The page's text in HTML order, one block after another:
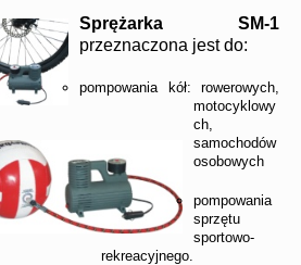
Sprężarka SM-1
przeznaczona jest do:
pompowania kół: rowerowych,
motocyklowy
ch,
samochodów
osobowych
pompowania
sprzętu
sportowo-
rekreacyjnego.